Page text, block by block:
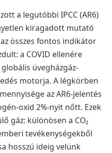
a legutóbbi IPCC (AR6)
kiragadott mutató
összes fontos indikátor
a COVID ellenére
üvegházgáz-
motorja. A légkörben
az AR6-jelentés
oxid 2%-nyit nőtt. Ezek
gáz: különösen a CO₂
tevékenységekből
hosszú ideig velünk